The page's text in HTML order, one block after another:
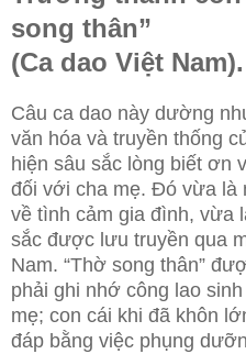
song thân”
(Ca dao Việt Nam).
Câu ca dao này dường
văn hóa và truyền thống
hiện sâu sắc lòng biết ơn
đối với cha mẹ. Đó vừa là
về tình cảm gia đình, vừa
sắc được lưu truyền qua
Nam. “Thờ song thân”
phải ghi nhớ công lao
mẹ; con cái khi đã khôn
đáp bằng việc phụng